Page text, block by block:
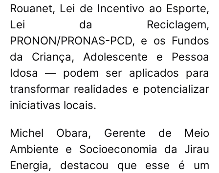
Rouanet, Lei de Incentivo ao Esporte,
Lei da Reciclagem,
PRONON/PRONAS-PCD, e os Fundos
da Criança, Adolescente e Pessoa
Idosa — podem ser aplicados para
transformar realidades e potencializar
iniciativas locais.
Michel Obara, Gerente de Meio
Ambiente e Socioeconomia da Jirau
Energia, destacou que esse é um